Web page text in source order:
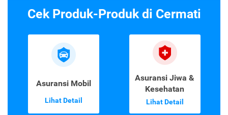
Cek Produk-Produk di Cermati
Asuransi Mobil
Lihat Detail
Asuransi Jiwa &
Kesehatan
Lihat Detail